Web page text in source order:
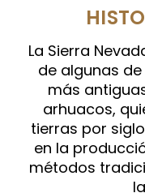
La Sierra
de algunas
más
arhuacos,
tierras por
en la
métodos